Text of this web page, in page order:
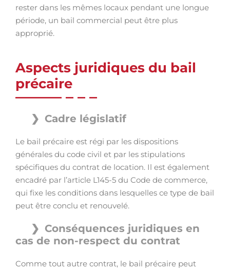
rester dans les mêmes locaux pendant une longue
période, un bail commercial peut être plus
approprié.
Aspects juridiques du bail
précaire
Cadre législatif
Le bail précaire est régi par les dispositions
générales du code civil et par les stipulations
spécifiques du contrat de location. Il est également
encadré par l’article L145-5 du Code de commerce,
qui fixe les conditions dans lesquelles ce type de bail
peut être conclu et renouvelé.
Conséquences juridiques en
cas de non-respect du contrat
Comme tout autre contrat, le bail précaire peut